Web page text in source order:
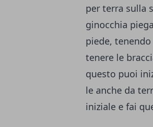
per terra sulla
ginocchia
piede,
tenere le
questo puoi
le anche da
iniziale e fai